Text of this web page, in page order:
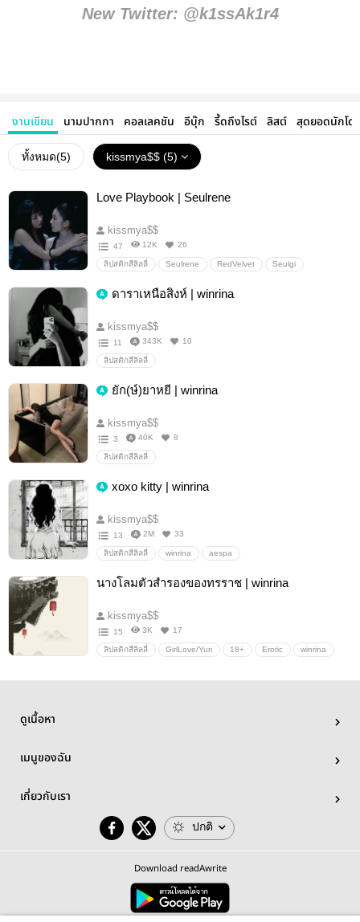
New Twitter: @k1ssAk1r4
งานเขียน นามปากกา คอลเลคชัน อีบุ๊ก รี้ดถึงไรต์ ลิสต์ สุดยอดนักโด
ทั้งหมด(5) kissmya$$ (5)
Love Playbook | Seulrene
kissmya$$
47 12K 26
ลิปสติกสีลิลลี่ Seulrene RedVelvet Seulgi
ดาราเหนือสิงห์ | winrina
kissmya$$
11 343K 10
ลิปสติกสีลิลลี่
ยัก(ษ์)ยาหยี | winrina
kissmya$$
3 40K 8
ลิปสติกสีลิลลี่
xoxo kitty | winrina
kissmya$$
13 2M 33
ลิปสติกสีลิลลี่ winrina aespa
นางโลมตัวสำรองของทรราช | winrina
kissmya$$
15 3K 17
ลิปสติกสีลิลลี่ GirlLove/Yuri 18+ Erotic winrina
ดูเนื้อหา
เมนูของฉัน
เกี่ยวกับเรา
ปกติ
Download readAwrite